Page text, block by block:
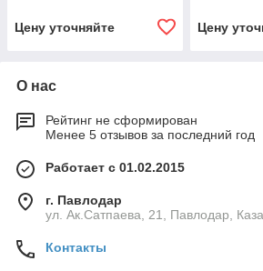
Цену уточняйте Цену
О нас
Рейтинг не сформирован
Менее 5 отзывов за последний год
Работает с 01.02.2015
г. Павлодар
ул. Ак.Сатпаева, 21, Павлодар,
Контакты